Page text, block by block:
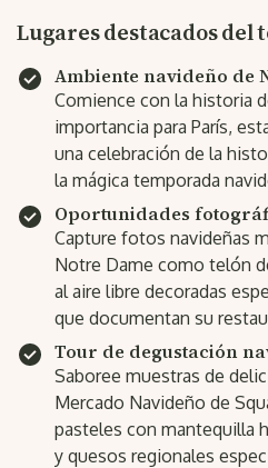
Lugares destacados del
Ambiente navideño de
Comience con la historia
importancia para París,
una celebración de la
la mágica temporada
Oportunidades
Capture fotos navideñas
Notre Dame como telón
al aire libre decoradas
que documentan su
Tour de degustación
Saboree muestras de
Mercado Navideño de
pasteles con mantequilla
y quesos regionales